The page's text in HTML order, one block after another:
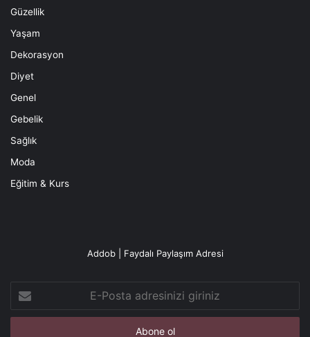
Güzellik
Yaşam
Dekorasyon
Diyet
Genel
Gebelik
Sağlık
Moda
Eğitim & Kurs
Addob | Faydalı Paylaşım Adresi
Posta
adresinizi